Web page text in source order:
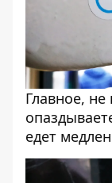
Главное,
едет